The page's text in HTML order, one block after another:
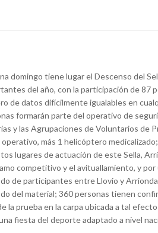
domingo tiene lugar el Descenso del
del año, con la participación de 87
de datos difícilmente igualables en
formarán parte del operativo de
y las Agrupaciones de Voluntarios de
más 1 helicóptero
lugares de actuación de este Sella,
competitivo y el avituallamiento, y
de participantes entre Llovio y
del material; 360 personas tienen
la prueba en la carpa ubicada a tal
fiesta del deporte adaptado a nivel